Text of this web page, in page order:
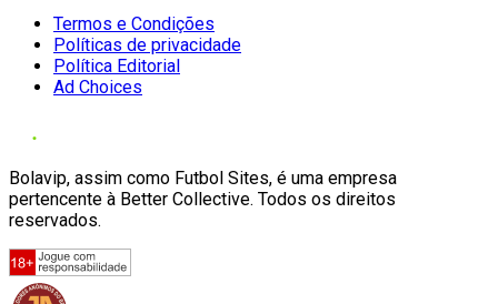
Termos e Condições
Políticas de privacidade
Política Editorial
Ad Choices
Bolavip, assim como Futbol Sites, é uma empresa
pertencente à Better Collective. Todos os direitos
reservados.